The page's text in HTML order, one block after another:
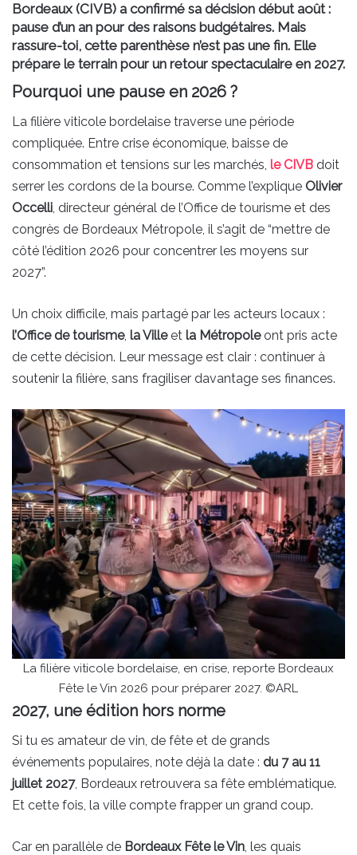
Bordeaux (CIVB) a confirmé sa décision début août :
pause d’un an pour des raisons budgétaires. Mais
rassure-toi, cette parenthèse n’est pas une fin. Elle
prépare le terrain pour un retour spectaculaire en 2027.
Pourquoi une pause en 2026 ?
La filière viticole bordelaise traverse une période
compliquée. Entre crise économique, baisse de
consommation et tensions sur les marchés, le CIVB doit
serrer les cordons de la bourse. Comme l’explique Olivier
Occelli, directeur général de l’Office de tourisme et des
congrès de Bordeaux Métropole, il s’agit de “mettre de
côté l’édition 2026 pour concentrer les moyens sur
2027”.
Un choix difficile, mais partagé par les acteurs locaux :
l’Office de tourisme, la Villeet la Métropoleont pris acte
de cette décision. Leur message est clair : continuer à
soutenir la filière, sans fragiliser davantage ses finances.
La filière viticole bordelaise, en crise, reporte Bordeaux
Fête le Vin 2026 pour préparer 2027. ©ARL
2027, une édition hors norme
Si tu es amateur de vin, de fête et de grands
événements populaires, note déjà la date : du 7 au 11
juillet 2027, Bordeaux retrouvera sa fête emblématique.
Et cette fois, la ville compte frapper un grand coup.
Car en parallèle de Bordeaux Fête le Vin, les quais